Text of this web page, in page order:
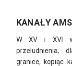
KANAŁY
W XV i XVI
przeludnienia,
granice, kopiąc